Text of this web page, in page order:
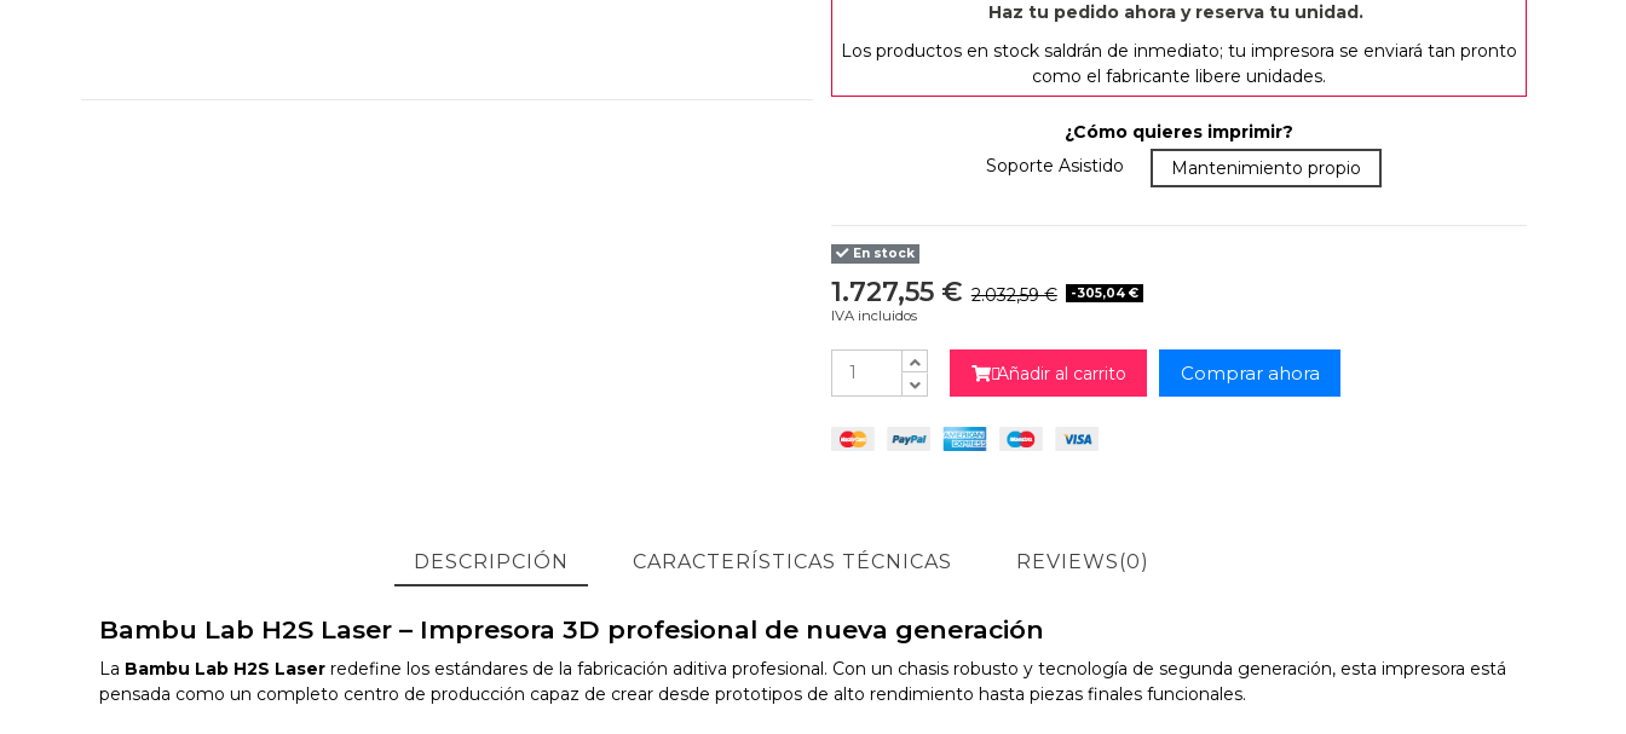
Haz tu pedido ahora y reserva tu unidad.
Los productos en stock saldrán de inmediato; tu impresora se enviará tan pronto
como el fabricante libere unidades.
¿Cómo quieres imprimir?
Más que la garantía: asistencia y soporte. Resuelve dudas en menos de
Soporte Asistido Garantía básica. Lo que el fabricante cubre sin
Mantenimiento propio
En stock
1.727,55 € 2.032,59 € -305,04 €
IVA incluidos

Añadir al carrito Comprar ahora
DESCRIPCIÓN CARACTERÍSTICAS TÉCNICAS REVIEWS(0)
Bambu Lab H2S Laser – Impresora 3D profesional de nueva generación
La Bambu Lab H2S Laser redefine los estándares de la fabricación aditiva profesional. Con un chasis robusto y tecnología de segunda generación, esta impresora está
pensada como un completo centro de producción capaz de crear desde prototipos de alto rendimiento hasta piezas finales funcionales.